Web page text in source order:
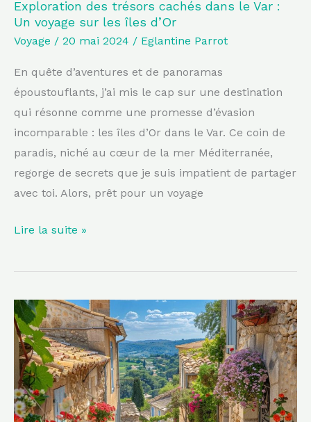
Exploration des trésors cachés dans le Var :
Un voyage sur les îles d’Or
Voyage / 20 mai 2024 / Eglantine Parrot
En quête d’aventures et de panoramas
époustouflants, j’ai mis le cap sur une destination
qui résonne comme une promesse d’évasion
incomparable : les îles d’Or dans le Var. Ce coin de
paradis, niché au cœur de la mer Méditerranée,
regorge de secrets que je suis impatient de partager
avec toi. Alors, prêt pour un voyage
sur
les
îles
Lire la suite »
Découvrez
ce
joyau
provençal
méconnu
du